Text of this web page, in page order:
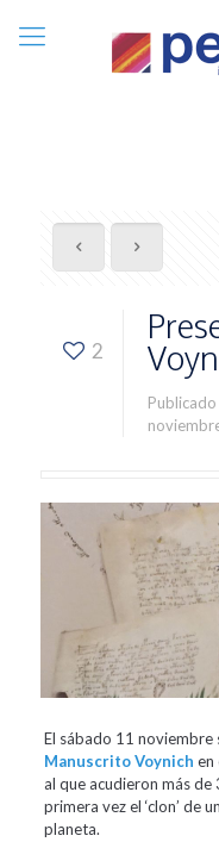
2
El sábado 11
Manuscrito Voynich en
al que acudieron más
primera vez el ‘clon’ de
planeta.